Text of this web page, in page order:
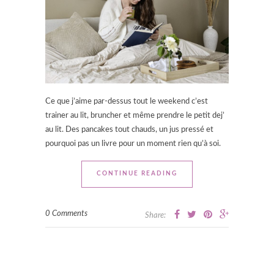
Ce que j’aime par-dessus tout le weekend c’est
trainer au lit, bruncher et même prendre le petit dej’
au lit. Des pancakes tout chauds, un jus pressé et
pourquoi pas un livre pour un moment rien qu’à soi.
CONTINUE READING
0 Comments Share: